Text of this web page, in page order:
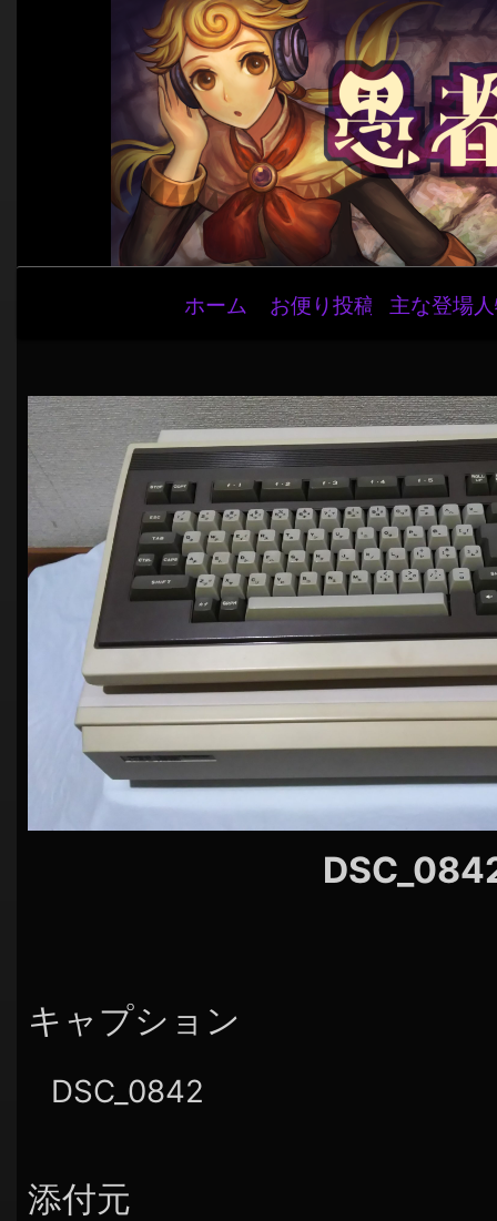
ビ
ゲ
ョ
ン
ホーム お便り投稿 主な登場
キャプション
DSC_0842
添付元